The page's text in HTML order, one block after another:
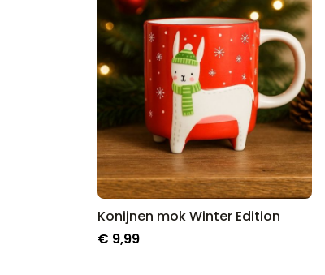
Konijnen mok Winter Edition
€ 9,99